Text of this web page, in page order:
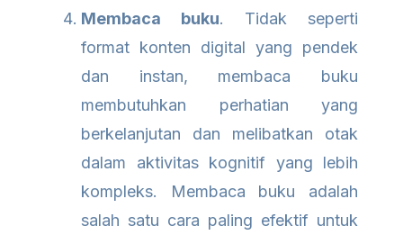
Membaca buku. Tidak seperti
format konten digital yang pendek
dan instan, membaca buku
membutuhkan perhatian yang
berkelanjutan dan melibatkan otak
dalam aktivitas kognitif yang lebih
kompleks. Membaca buku adalah
salah satu cara paling efektif untuk